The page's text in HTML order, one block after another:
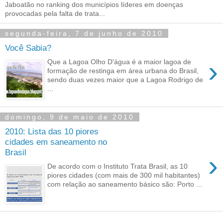
Jaboatão no ranking dos municípios líderes em doenças
provocadas pela falta de trata...
segunda-feira, 7 de junho de 2010
Você Sabia?
›
Que a Lagoa Olho D'água é a maior lagoa de
formação de restinga em área urbana do Brasil,
sendo duas vezes maior que a Lagoa Rodrigo de
...
domingo, 9 de maio de 2010
2010: Lista das 10 piores
cidades em saneamento no
Brasil
›
De acordo com o Instituto Trata Brasil, as 10
piores cidades (com mais de 300 mil habitantes)
com relação ao saneamento básico são: Porto ...